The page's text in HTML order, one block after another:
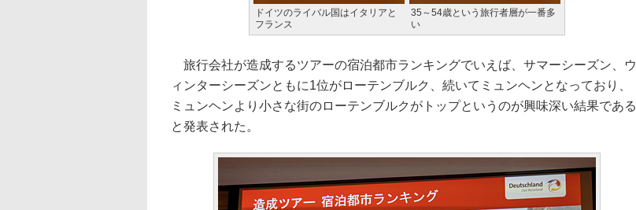
ドイツのライバル国はイタリアと
フランス
35～54歳という旅行者層が一番多
い
旅行会社が造成するツアーの宿泊都市ランキングでいえば、サマーシーズン、ウ
ィンターシーズンともに1位がローテンブルク、続いてミュンヘンとなっており、
ミュンヘンより小さな街のローテンブルクがトップというのが興味深い結果である
と発表された。